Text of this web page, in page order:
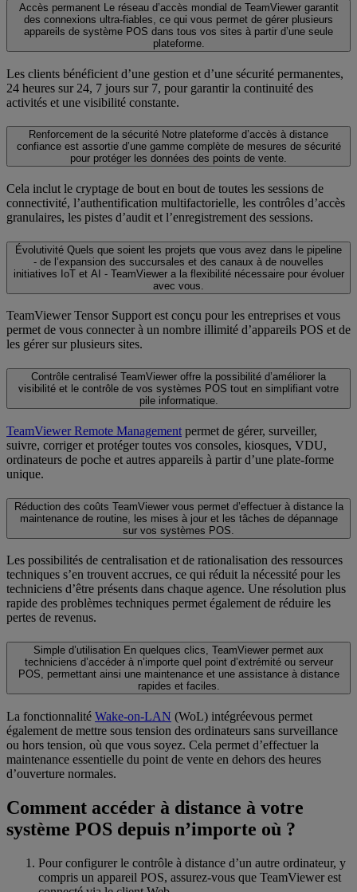
Accès permanent
Le réseau d’accès mondial de TeamViewer garantit
des connexions ultra-fiables, ce qui vous permet de gérer plusieurs
appareils de système POS dans tous vos sites à partir d’une seule
plateforme.
Les clients bénéficient d’une gestion et d’une sécurité permanentes,
24 heures sur 24, 7 jours sur 7, pour garantir la continuité des
activités et une visibilité constante.
Renforcement de la sécurité Notre plateforme d’accès à distance
confiance est assortie d’une gamme complète de mesures de sécurité
pour protéger les données des points de vente.
Cela inclut le cryptage de bout en bout de toutes les sessions de
connectivité, l’authentification multifactorielle, les contrôles d’accès
granulaires, les pistes d’audit et l’enregistrement des sessions.
Évolutivité Quels que soient les projets que vous avez dans le pipeline
- de l’expansion des succursales et des canaux à de nouvelles
initiatives IoT et AI - TeamViewer a la flexibilité nécessaire pour évoluer
avec vous.
TeamViewer Tensor Support est conçu pour les entreprises et vous
permet de vous connecter à un nombre illimité d’appareils POS et de
les gérer sur plusieurs sites.
Contrôle centralisé TeamViewer offre la possibilité d’améliorer la
visibilité et le contrôle de vos systèmes POS tout en simplifiant votre
pile informatique.
TeamViewer Remote Management permet de gérer, surveiller,
suivre, corriger et protéger toutes vos consoles, kiosques, VDU,
ordinateurs de poche et autres appareils à partir d’une plate-forme
unique.
Réduction des coûts TeamViewer vous permet d’effectuer à distance la
maintenance de routine, les mises à jour et les tâches de dépannage
sur vos systèmes POS.
Les possibilités de centralisation et de rationalisation des ressources
techniques s’en trouvent accrues, ce qui réduit la nécessité pour les
techniciens d’être présents dans chaque agence. Une résolution plus
rapide des problèmes techniques permet également de réduire les
pertes de revenus.
Simple d’utilisation En quelques clics, TeamViewer permet aux
techniciens d’accéder à n’importe quel point d’extrémité ou serveur
POS, permettant ainsi une maintenance et une assistance à distance
rapides et faciles.
La fonctionnalité Wake-on-LAN (WoL) intégréevous permet
également de mettre sous tension des ordinateurs sans surveillance
ou hors tension, où que vous soyez. Cela permet d’effectuer la
maintenance essentielle du point de vente en dehors des heures
d’ouverture normales.
Comment accéder à distance à votre
système POS depuis n’importe où ?
Pour configurer le contrôle à distance d’un autre ordinateur, y
compris un appareil POS, assurez-vous que TeamViewer est